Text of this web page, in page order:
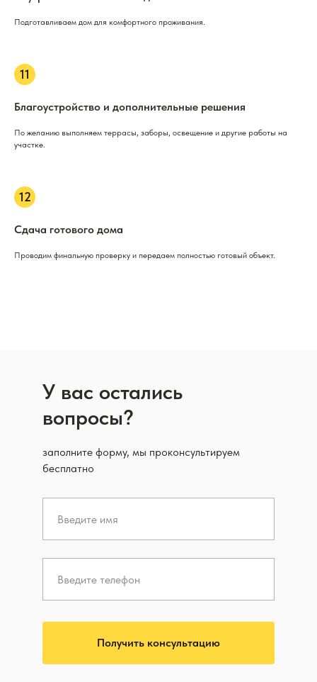
Подготавливаем дом для комфортного проживания.
Благоустройство и дополнительные решения
По желанию выполняем террасы, заборы, освещение и другие работы на
участке.
Сдача готового дома
Проводим финальную проверку и передаем полностью готовый объект.
У вас остались
вопросы?
заполните форму, мы проконсультируем
бесплатно
Получить консультацию